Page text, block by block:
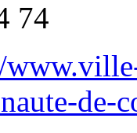
74
de-